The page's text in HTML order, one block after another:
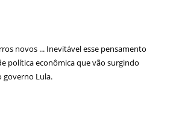
novos ... Inevitável esse pensamento
política econômica que vão surgindo
governo Lula.